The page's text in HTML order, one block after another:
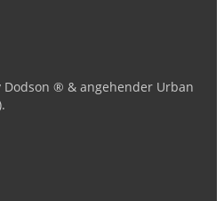
Dodson ® & angehender Urban